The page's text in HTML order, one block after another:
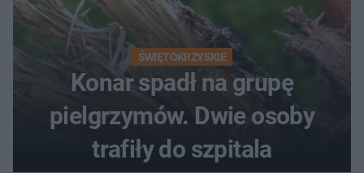
ŚWIĘTOKRZYSKIE
Konar spadł na grupę
pielgrzymów. Dwie osoby
trafiły do szpitala